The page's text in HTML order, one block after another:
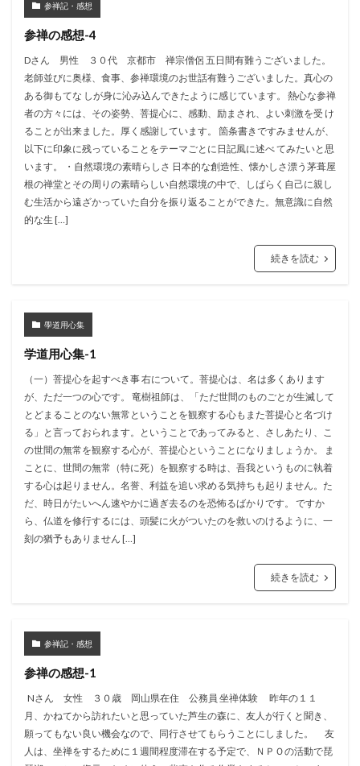
参禅記・感想
参禅の感想-4
Dさん 男性 ３０代 京都市 禅宗僧侶 五日間有難うございました。
老師並びに奥様、食事、参禅環境のお世話有難うございました。真心の
ある御もてな しが身に沁み込んできたように感じています。 熱心な参禅
者の方々には、その姿勢、菩提心に、感動、励まされ、よい刺激を受 け
ることが出来ました。厚く感謝しています。 箇条書きですみませんが、
以下に印象に残っていることをテーマごとに日記風に述べ てみたいと思
います。 ・自然環境の素晴らしさ 日本的な創造性、懐かしさ漂う茅葺屋
根の禅堂とその周りの素晴らしい自然環境の中で、しばらく自己に親し
む生活から遠ざかっていた自分を振り返ることができた。無意識に自然
的な生 […]
続きを読む
學道用心集
学道用心集-1
（一）菩提心を起すべき事 右について。菩提心は、名は多くあります
が、ただ一つの心です。 竜樹祖師は、「ただ世間のものごとが生滅して
とどまることのない無常ということを観察する心もまた菩提心と名づけ
る」と言っておられます。ということであってみると、さしあたり、こ
の世間の無常を観察する心が、菩提心ということになりましょうか。 ま
ことに、世間の無常（特に死）を観察する時は、吾我というものに執着
する心は起りません。名誉、利益を追い求める気持ちも起りません。た
だ、時日がたいへん速やかに過ぎ去るのを恐怖るばかりです。 ですか
ら、仏道を修行するには、頭髪に火がついたのを救いのけるように、一
刻の猶予もありません […]
続きを読む
参禅記・感想
参禅の感想-1
Nさん 女性 ３０歳 岡山県在住 公務員 坐禅体験 昨年の１１
月、かねてから訪れたいと思っていた芦生の森に、友人が行くと聞き、
願ってもない良い機会なので、同行させてもらうことにしました。 友
人は、坐禅をするために１週間程度滞在する予定で、ＮＰＯの活動で琵